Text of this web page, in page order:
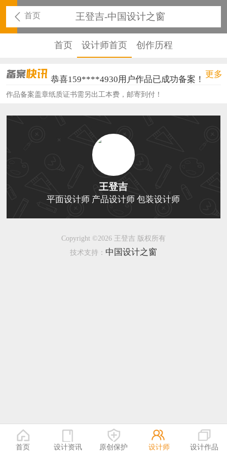
首页 王登吉-中国设计之窗
首页 设计师首页 创作历程
恭喜136****9807用户作品已成功备案！
恭喜159****4930用户作品已成功备案！
恭喜150****6483用户作品已成功备案！
恭喜131****2473用户作品已成功备案！
恭喜159****4201用户作品已成功备案！
恭喜133****6466用户作品已成功备案！
恭喜131****1475用户作品已成功备案！
恭喜133****8874用户作品已成功备案！
恭喜133****9020用户作品已成功备案！
更多
作品备案盖章纸质证书需另出工本费，邮寄到付！
王登吉
平面设计师 产品设计师 包装设计师
Copyright ©2026 王登吉 版权所有
技术支持： 中国设计之窗
首页 设计资讯 原创保护 设计师 设计作品